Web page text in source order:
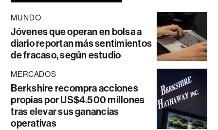
MUNDO
Jóvenes que operan en bolsa a
diario reportan más sentimientos
de fracaso, según estudio
MERCADOS
Berkshire recompra acciones
propias por US$4.500 millones
tras elevar sus ganancias
operativas